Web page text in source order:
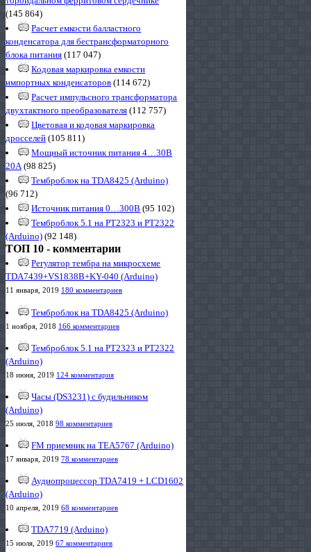
(145 864)
Расчет емкости балластного
конденсатора для бестрансформаторного
блока питания (117 047)
Кодовая маркировка емкости
импортных конденсаторов (114 672)
Расчет импульсного трансформатора
двухтактного преобразователя (112 757)
Цветовая и кодовая маркировка
дросселей (105 811)
Мощный источник питания 4…30В
20А(98 825)
Темброблок на TDA8425 (Arduino)
(96 712)
Источник питания 0…300В (95 102)
Темброблок 5.1 на PT2323 и PT2322
(Arduino) (92 148)
ТОП 10 - комментарии
Регулятор тембра на микросхеме
TDA7439+VS1838B+KY-040 (Arduino)
11 января, 2019 180 комментариев
Темброблок на TDA8425 (Arduino)
1 ноября, 2018 166 комментариев
Темброблок 5.1 на PT2323 и PT2322
(Arduino)
18 июня, 2019 124 комментария
Часы (DS3231) с будильником
(Arduino)
25 июля, 2018 98 комментариев
FM приемник на TEA5767 (Arduino)
17 января, 2019 78 комментариев
Аудиопроцессор TDA7419 + LCD1602
(Arduino)
10 апреля, 2019 68 комментариев
TDA7719 (Arduino)
15 июля, 2019 67 комментариев